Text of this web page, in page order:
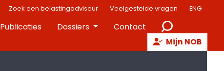
Zoek een belastingadviseur Veelgestelde vragen ENG
Publicaties Dossiers Contact
Mijn NOB